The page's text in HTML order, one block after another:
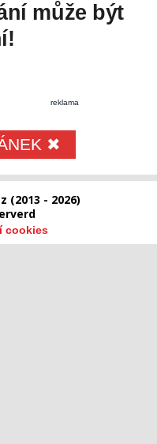
může být
reklama
✖
(2013 - 2026)
cookies